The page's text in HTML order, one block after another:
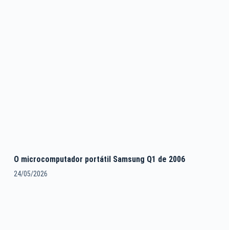
O microcomputador portátil Samsung Q1 de 2006
24/05/2026